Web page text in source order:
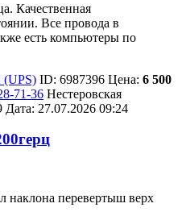
Качественная
Все провода в
есть компьютеры по
ID: 6987396 Цена: 6 500
71-36 Нестеровская
Дата: 27.07.2026 09:24
наклона перевертыш верх